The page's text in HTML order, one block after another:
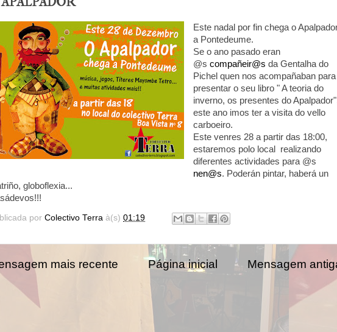
Este nadal por fin chega o
a Pontedeume.
Se o ano pasado eran
@s compañeir@s da Gentalha do
Pichel quen nos acompañaban para
presentar o seu libro " A teoria do
inverno, os presentes do
este ano imos ter a visita do vello
carboeiro.
Este venres 28 a partir das 18:00,
estaremos polo local realizando
diferentes actividades para @s
nen@s. Poderán pintar, haberá un
globoflexia...
por Colectivo Terra à(s) 01:19
mais recente Mensagem
Página inicial